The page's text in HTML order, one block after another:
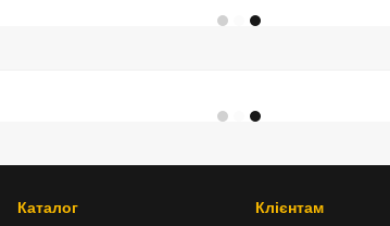
Каталог Клієнтам